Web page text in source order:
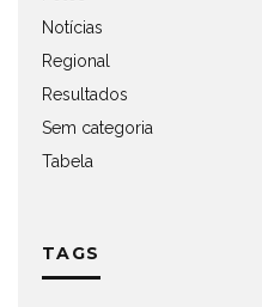
Notícias
Regional
Resultados
Sem categoria
Tabela
TAGS